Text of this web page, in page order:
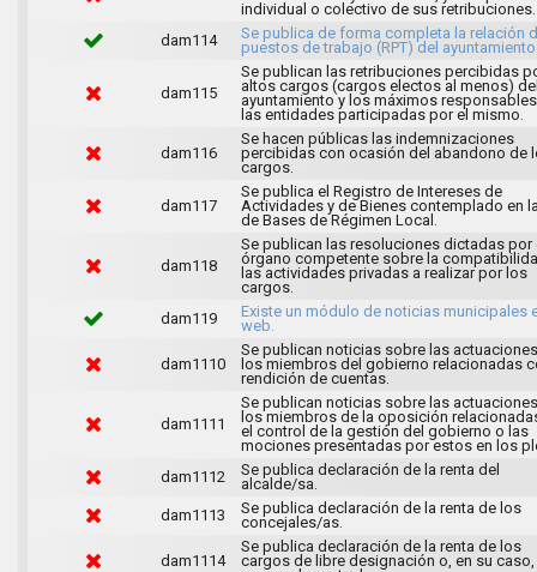
individual o colectivo de sus retribuciones.
dam114
Se publica de forma completa la relación
puestos de trabajo (RPT) del
dam115
Se publican las retribuciones percibidas
altos cargos (cargos electos al menos)
ayuntamiento y los máximos
las entidades participadas por el mismo.
dam116
Se hacen públicas las indemnizaciones
percibidas con ocasión del abandono de
cargos.
dam117
Se publica el Registro de Intereses de
Actividades y de Bienes contemplado en
de Bases de Régimen Local.
dam118
Se publican las resoluciones dictadas por
órgano competente sobre la
las actividades privadas a realizar por los
cargos.
dam119
Existe un módulo de noticias municipales
web.
dam1110
Se publican noticias sobre las
los miembros del gobierno relacionadas
rendición de cuentas.
dam1111
Se publican noticias sobre las
los miembros de la oposición
el control de la gestión del gobierno o las
mociones presentadas por estos en los
dam1112
Se publica declaración de la renta del
alcalde/sa.
dam1113
Se publica declaración de la renta de los
concejales/as.
dam1114
Se publica declaración de la renta de los
cargos de libre designación o, en su